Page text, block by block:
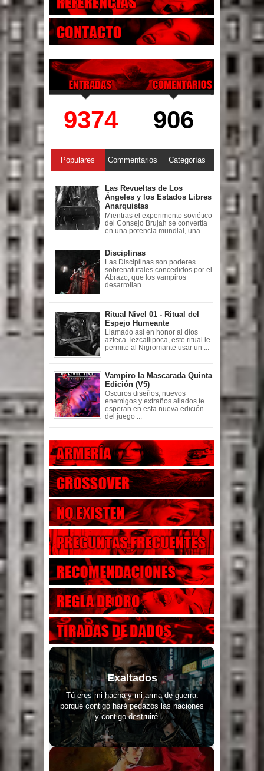
9374 906
Populares Commentarios Categorías
Las Revueltas de Los
Ángeles y los Estados Libres
Anarquistas
Mientras el experimento soviético
del Consejo Brujah se convertía
en una potencia mundial, una ...
Disciplinas
Las Disciplinas son poderes
sobrenaturales concedidos por el
Abrazo, que los vampiros
desarrollan ...
Ritual Nivel 01 - Ritual del
Espejo Humeante
Llamado así en honor al dios
azteca Tezcatlipoca, este ritual le
permite al Nigromante usar un ...
Vampiro la Mascarada Quinta
Edición (V5)
Oscuros diseños, nuevos
enemigos y extraños aliados te
esperan en esta nueva edición
del juego ...
Exaltados
Tú eres mi hacha y mi arma de guerra:
porque contigo haré pedazos las naciones
y contigo destruiré l...